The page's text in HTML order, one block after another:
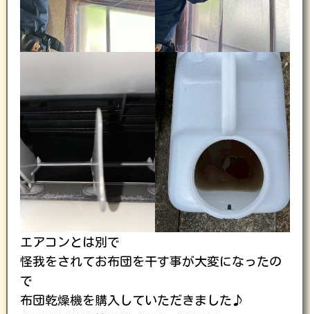
エアコンとは別で
怪我をされてお布団を干す事が大変になったの
で
布団乾燥機を購入していただきました♪